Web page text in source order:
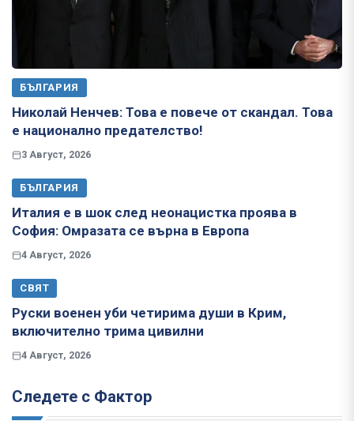
БЪЛГАРИЯ
Николай Ненчев: Това е повече от скандал. Това
е национално предателство!
3 Август, 2026
БЪЛГАРИЯ
Италия е в шок след неонацистка проява в
София: Омразата се върна в Европа
4 Август, 2026
СВЯТ
Руски военен уби четирима души в Крим,
включително трима цивилни
4 Август, 2026
Следете с Фактор